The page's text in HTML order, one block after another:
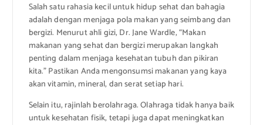
Salah satu rahasia kecil untuk hidup sehat dan bahagia
adalah dengan menjaga pola makan yang seimbang dan
bergizi. Menurut ahli gizi, Dr. Jane Wardle, “Makan
makanan yang sehat dan bergizi merupakan langkah
penting dalam menjaga kesehatan tubuh dan pikiran
kita.” Pastikan Anda mengonsumsi makanan yang kaya
akan vitamin, mineral, dan serat setiap hari.
Selain itu, rajinlah berolahraga. Olahraga tidak hanya baik
untuk kesehatan fisik, tetapi juga dapat meningkatkan